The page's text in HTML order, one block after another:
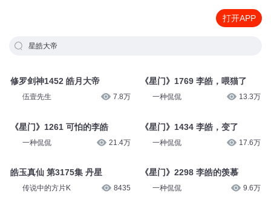
打开APP
星皓大帝
修罗剑神1452 皓月大帝
伍壹先生 7.8万
《星门》1261 可怕的李皓
一种侃侃 21.4万
皓玉真仙 第3175集 丹星
传说中的方片K 8435
《星门》1769 李皓，喂猫了
一种侃侃 13.3万
《星门》1434 李皓，变了
一种侃侃 17.6万
《星门》2298 李皓的羡慕
一种侃侃 9.6万